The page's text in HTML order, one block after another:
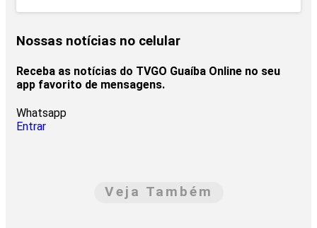
Nossas notícias no celular
Receba as notícias do TVGO Guaíba Online no seu
app favorito de mensagens.
Whatsapp
Entrar
Veja Também